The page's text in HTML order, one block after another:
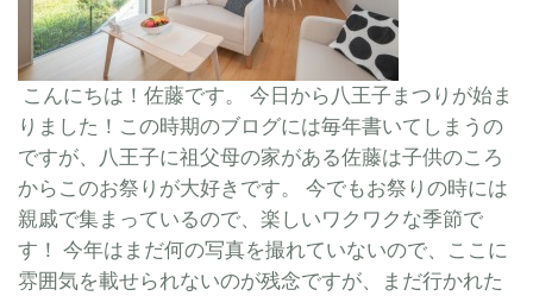
こんにちは！佐藤です。 今日から八王子まつりが始ま
りました！この時期のブログには毎年書いてしまうの
ですが、八王子に祖父母の家がある佐藤は子供のころ
からこのお祭りが大好きです。 今でもお祭りの時には
親戚で集まっているので、楽しいワクワクな季節で
す！ 今年はまだ何の写真を撮れていないので、ここに
雰囲気を載せられないのが残念ですが、まだ行かれた